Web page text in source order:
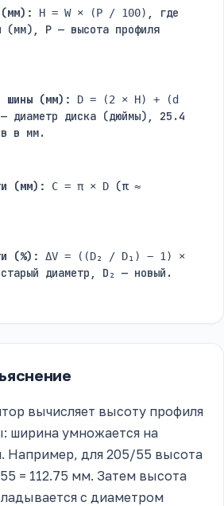
(мм): H = W × (P / 100)
, где
(мм), P — высота профиля
шины (мм):
D = (2 × H) + (d
диаметр диска (дюймы), 25.4
в мм.
(мм): C = π × D (π ≈
(%):
ΔV = ((D₂ / D₁) − 1) ×
диаметр, D₂ — новый.
вычисляет высоту профиля
ширина умножается на
Например, для 205/55 высота
= 112.75 мм. Затем высота
с диаметром